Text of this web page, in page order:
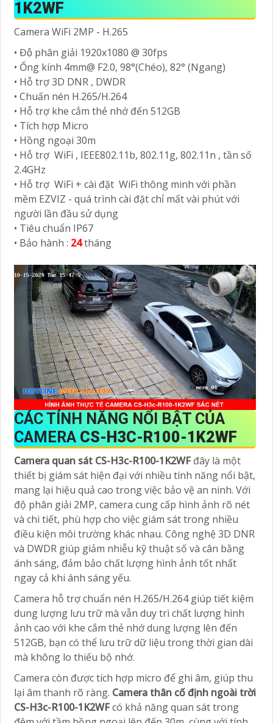
1K2WF
Camera WiFi 2MP - H.265
• Độ phân giải 1920x1080 @ 30fps
• Ống kính 4mm@ F2.0, 98°(Chéo), 82° (Ngang)
• Hỗ trợ 3D DNR , DWDR
• Chuấn nén H.265/H.264
• Hỗ trợ khe cắm thẻ nhớ đến 512GB
• Tích hợp Micro
• Hồng ngoại 30m
• Hỗ trợ WiFi , IEEE802.11b, 802.11g, 802.11n , tần số
2.4GHz
• Hỗ trợ WiFi + cài đặt WiFi thông minh với phần
mềm EZVIZ - quá trình cài đặt chỉ mất vài phút với
người lần đầu sử dụng
• Tiêu chuẩn IP67
• Bảo hành : 24tháng
CÁC TÍNH NĂNG NỔI BẬT CỦA
CAMERA CS-H3C-R100-1K2WF
Camera quan sát CS-H3c-R100-1K2WF đây là một
thiết bị giám sát hiện đại với nhiều tính năng nổi bật,
mang lại hiệu quả cao trong việc bảo vệ an ninh. Với
độ phân giải 2MP, camera cung cấp hình ảnh rõ nét
và chi tiết, phù hợp cho việc giám sát trong nhiều
điều kiện môi trường khác nhau. Công nghệ 3D DNR
và DWDR giúp giảm nhiễu kỹ thuật số và cân bằng
ánh sáng, đảm bảo chất lượng hình ảnh tốt nhất
ngay cả khi ánh sáng yếu.
Camera hỗ trợ chuẩn nén H.265/H.264 giúp tiết kiệm
dung lượng lưu trữ mà vẫn duy trì chất lượng hình
ảnh cao với khe cắm thẻ nhớ dung lượng lên đến
512GB, bạn có thể lưu trữ dữ liệu trong thời gian dài
mà không lo thiếu bộ nhớ.
Camera còn được tích hợp micro để ghi âm, giúp thu
lại âm thanh rõ ràng. Camera thân cố định ngoài trời
CS-H3c-R100-1K2WFcó khả năng quan sát trong